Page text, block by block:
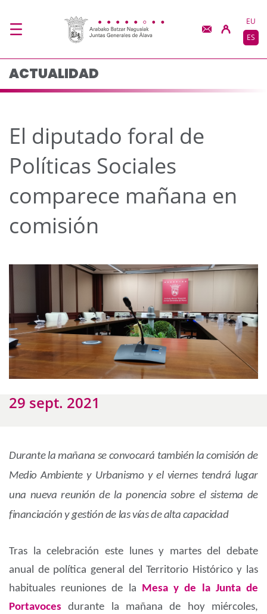
El diputado foral de
EU
ES
ACTUALIDAD
El diputado foral de
Políticas Sociales
comparece mañana en
comisión
29 sept. 2021
Durante la mañana se convocará también la comisión de
Medio Ambiente y Urbanismo y el viernes tendrá lugar
una nueva reunión de la ponencia sobre el sistema de
financiación y gestión de las vías de alta capacidad
Tras la celebración este lunes y martes del debate
anual de política general del Territorio Histórico y las
habituales reuniones de la Mesa y de la Junta de
Portavoces durante la mañana de hoy miércoles,